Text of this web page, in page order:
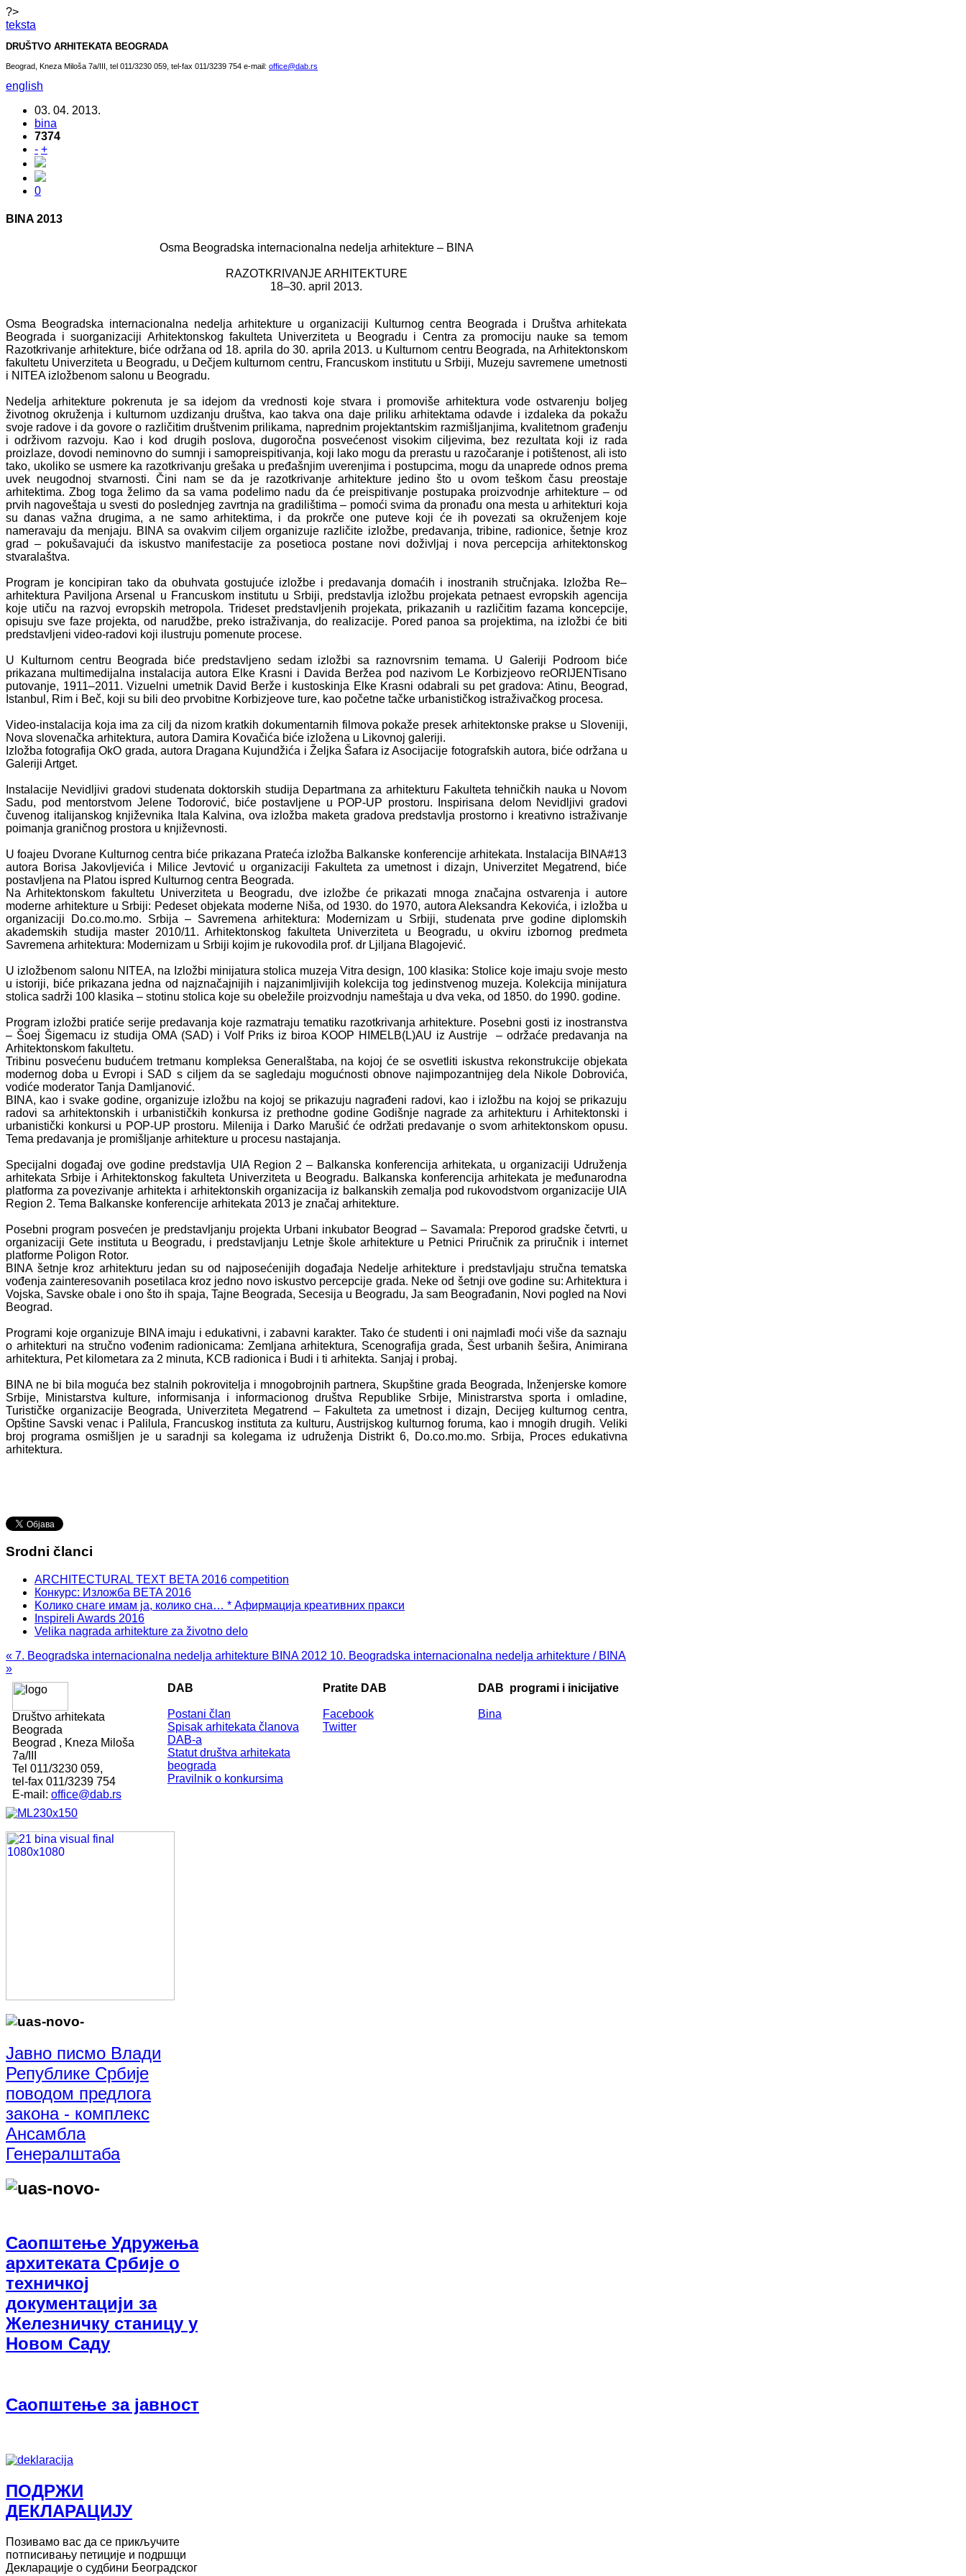
?>
teksta
DRUŠTVO ARHITEKATA BEOGRADA
Beograd, Kneza Miloša 7a/III, tel 011/3230 059, tel-fax 011/3239 754 e-mail: office@dab.rs
english
03. 04. 2013.
bina
7374
- +
0
BINA 2013
Osma Beogradska internacionalna nedelja arhitekture – BINA
RAZOTKRIVANJE ARHITEKTURE
18–30. april 2013.
Osma Beogradska internacionalna nedelja arhitekture u organizaciji Kulturnog centra Beograda i Društva arhitekata
Beograda i suorganizaciji Arhitektonskog fakulteta Univerziteta u Beogradu i Centra za promociju nauke sa temom
Razotkrivanje arhitekture, biće održana od 18. aprila do 30. aprila 2013. u Kulturnom centru Beograda, na Arhitektonskom
fakultetu Univerziteta u Beogradu, u Dečjem kulturnom centru, Francuskom institutu u Srbiji, Muzeju savremene umetnosti
i NITEA izložbenom salonu u Beogradu.
Nedelja arhitekture pokrenuta je sa idejom da vrednosti koje stvara i promoviše arhitektura vode ostvarenju boljeg
životnog okruženja i kulturnom uzdizanju društva, kao takva ona daje priliku arhitektama odavde i izdaleka da pokažu
svoje radove i da govore o različitim društvenim prilikama, naprednim projektantskim razmišljanjima, kvalitetnom građenju
i održivom razvoju. Kao i kod drugih poslova, dugoročna posvećenost visokim ciljevima, bez rezultata koji iz rada
proizlaze, dovodi neminovno do sumnji i samopreispitivanja, koji lako mogu da prerastu u razočaranje i potištenost, ali isto
tako, ukoliko se usmere ka razotkrivanju grešaka u pređašnjim uverenjima i postupcima, mogu da unaprede odnos prema
uvek neugodnoj stvarnosti. Čini nam se da je razotkrivanje arhitekture jedino što u ovom teškom času preostaje
arhitektima. Zbog toga želimo da sa vama podelimo nadu da će preispitivanje postupaka proizvodnje arhitekture – od
prvih nagoveštaja u svesti do poslednjeg zavrtnja na gradilištima – pomoći svima da pronađu ona mesta u arhitekturi koja
su danas važna drugima, a ne samo arhitektima, i da prokrče one puteve koji će ih povezati sa okruženjem koje
nameravaju da menjaju. BINA sa ovakvim ciljem organizuje različite izložbe, predavanja, tribine, radionice, šetnje kroz
grad – pokušavajući da iskustvo manifestacije za posetioca postane novi doživljaj i nova percepcija arhitektonskog
stvaralaštva.
Program je koncipiran tako da obuhvata gostujuće izložbe i predavanja domaćih i inostranih stručnjaka. Izložba Re–
arhitektura Paviljona Arsenal u Francuskom institutu u Srbiji, predstavlja izložbu projekata petnaest evropskih agencija
koje utiču na razvoj evropskih metropola. Trideset predstavljenih projekata, prikazanih u različitim fazama koncepcije,
opisuju sve faze projekta, od narudžbe, preko istraživanja, do realizacije. Pored panoa sa projektima, na izložbi će biti
predstavljeni video-radovi koji ilustruju pomenute procese.
U Kulturnom centru Beograda biće predstavljeno sedam izložbi sa raznovrsnim temama. U Galeriji Podroom biće
prikazana multimedijalna instalacija autora Elke Krasni i Davida Beržea pod nazivom Le Korbizjeovo reORIJENTisano
putovanje, 1911–2011. Vizuelni umetnik David Berže i kustoskinja Elke Krasni odabrali su pet gradova: Atinu, Beograd,
Istanbul, Rim i Beč, koji su bili deo prvobitne Korbizjeove ture, kao početne tačke urbanističkog istraživačkog procesa.
Video-instalacija koja ima za cilj da nizom kratkih dokumentarnih filmova pokaže presek arhitektonske prakse u Sloveniji,
Nova slovenačka arhitektura, autora Damira Kovačića biće izložena u Likovnoj galeriji.
Izložba fotografija OkO grada, autora Dragana Kujundžića i Željka Šafara iz Asocijacije fotografskih autora, biće održana u
Galeriji Artget.
Instalacije Nevidljivi gradovi studenata doktorskih studija Departmana za arhitekturu Fakulteta tehničkih nauka u Novom
Sadu, pod mentorstvom Jelene Todorović, biće postavljene u POP-UP prostoru. Inspirisana delom Nevidljivi gradovi
čuvenog italijanskog književnika Itala Kalvina, ova izložba maketa gradova predstavlja prostorno i kreativno istraživanje
poimanja graničnog prostora u književnosti.
U foajeu Dvorane Kulturnog centra biće prikazana Prateća izložba Balkanske konferencije arhitekata. Instalacija BINA#13
autora Borisa Jakovljevića i Milice Jevtović u organizaciji Fakulteta za umetnost i dizajn, Univerzitet Megatrend, biće
postavljena na Platou ispred Kulturnog centra Beograda.
Na Arhitektonskom fakultetu Univerziteta u Beogradu, dve izložbe će prikazati mnoga značajna ostvarenja i autore
moderne arhitekture u Srbiji: Pedeset objekata moderne Niša, od 1930. do 1970, autora Aleksandra Kekovića, i izložba u
organizaciji Do.co.mo.mo. Srbija – Savremena arhitektura: Modernizam u Srbiji, studenata prve godine diplomskih
akademskih studija master 2010/11. Arhitektonskog fakulteta Univerziteta u Beogradu, u okviru izbornog predmeta
Savremena arhitektura: Modernizam u Srbiji kojim je rukovodila prof. dr Ljiljana Blagojević.
U izložbenom salonu NITEA, na Izložbi minijatura stolica muzeja Vitra design, 100 klasika: Stolice koje imaju svoje mesto
u istoriji, biće prikazana jedna od najznačajnijih i najzanimljivijih kolekcija tog jedinstvenog muzeja. Kolekcija minijatura
stolica sadrži 100 klasika – stotinu stolica koje su obeležile proizvodnju nameštaja u dva veka, od 1850. do 1990. godine.
Program izložbi pratiće serije predavanja koje razmatraju tematiku razotkrivanja arhitekture. Posebni gosti iz inostranstva
– Šoej Šigemacu iz studija OMA (SAD) i Volf Priks iz biroa KOOP HIMELB(L)AU iz Austrije – održaće predavanja na
Arhitektonskom fakultetu.
Tribinu posvećenu budućem tretmanu kompleksa Generalštaba, na kojoj će se osvetliti iskustva rekonstrukcije objekata
modernog doba u Evropi i SAD s ciljem da se sagledaju mogućnosti obnove najimpozantnijeg dela Nikole Dobrovića,
vodiće moderator Tanja Damljanović.
BINA, kao i svake godine, organizuje izložbu na kojoj se prikazuju nagrađeni radovi, kao i izložbu na kojoj se prikazuju
radovi sa arhitektonskih i urbanističkih konkursa iz prethodne godine Godišnje nagrade za arhitekturu i Arhitektonski i
urbanistički konkursi u POP-UP prostoru. Milenija i Darko Marušić će održati predavanje o svom arhitektonskom opusu.
Tema predavanja je promišljanje arhitekture u procesu nastajanja.
Specijalni događaj ove godine predstavlja UIA Region 2 – Balkanska konferencija arhitekata, u organizaciji Udruženja
arhitekata Srbije i Arhitektonskog fakulteta Univerziteta u Beogradu. Balkanska konferencija arhitekata je međunarodna
platforma za povezivanje arhitekta i arhitektonskih organizacija iz balkanskih zemalja pod rukovodstvom organizacije UIA
Region 2. Tema Balkanske konferencije arhitekata 2013 je značaj arhitekture.
Posebni program posvećen je predstavljanju projekta Urbani inkubator Beograd – Savamala: Preporod gradske četvrti, u
organizaciji Gete instituta u Beogradu, i predstavljanju Letnje škole arhitekture u Petnici Priručnik za priručnik i internet
platforme Poligon Rotor.
BINA šetnje kroz arhitekturu jedan su od najposećenijih događaja Nedelje arhitekture i predstavljaju stručna tematska
vođenja zainteresovanih posetilaca kroz jedno novo iskustvo percepcije grada. Neke od šetnji ove godine su: Arhitektura i
Vojska, Savske obale i ono što ih spaja, Tajne Beograda, Secesija u Beogradu, Ja sam Beograđanin, Novi pogled na Novi
Beograd.
Programi koje organizuje BINA imaju i edukativni, i zabavni karakter. Tako će studenti i oni najmlađi moći više da saznaju
o arhitekturi na stručno vođenim radionicama: Zemljana arhitektura, Scenografija grada, Šest urbanih šešira, Animirana
arhitektura, Pet kilometara za 2 minuta, KCB radionica i Budi i ti arhitekta. Sanjaj i probaj.
BINA ne bi bila moguća bez stalnih pokrovitelja i mnogobrojnih partnera, Skupštine grada Beograda, Inženjerske komore
Srbije, Ministarstva kulture, informisanja i informacionog društva Republike Srbije, Ministrarstva sporta i omladine,
Turističke organizacije Beograda, Univerziteta Megatrend – Fakulteta za umetnost i dizajn, Decijeg kulturnog centra,
Opštine Savski venac i Palilula, Francuskog instituta za kulturu, Austrijskog kulturnog foruma, kao i mnogih drugih. Veliki
broj programa osmišljen je u saradnji sa kolegama iz udruženja Distrikt 6, Do.co.mo.mo. Srbija, Proces edukativna
arhitektura.
Srodni članci
ARCHITECTURAL TEXT BETA 2016 competition
Конкурс: Изложба BETA 2016
Kолико снаге имам ја, колико сна… * Афирмација креативних пракси
Inspireli Awards 2016
Velika nagrada arhitekture za životno delo
« 7. Beogradska internacionalna nedelja arhitekture BINA 2012 10. Beogradska internacionalna nedelja arhitekture / BINA
»
Društvo arhitekata
Beograda
Beograd , Kneza Miloša
7a/III
Tel 011/3230 059,
tel-fax 011/3239 754
E-mail: office@dab.rs
DAB
Postani član
Spisak arhitekata članova
DAB-a
Statut društva arhitekata
beograda
Pravilnik o konkursima
Pratite DAB
Facebook
Twitter
DAB programi i inicijative
Bina
Јавно писмо Влади
Републике Србије
поводом предлога
закона - комплекс
Ансамбла
Генералштаба
Саопштење Удружења
архитеката Србије о
техничкој
документацији за
Железничку станицу у
Новом Саду
Саопштење за јавност
ПОДРЖИ
ДЕКЛАРАЦИЈУ
Позивамо вас да се прикључите
потписивању петиције и подршци
Декларације о судбини Београдског